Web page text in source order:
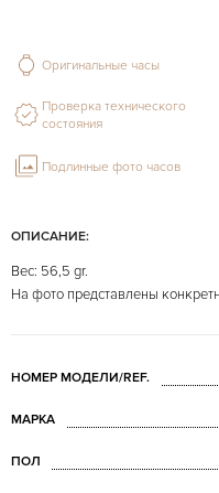
ОПИСАНИЕ:
Вес: 56,5 gr.
На фото представлены
НОМЕР МОДЕЛИ/REF.
МАРКА
ПОЛ
Оригинальные часы
Проверка технического
состояния
Подлинные фото часов